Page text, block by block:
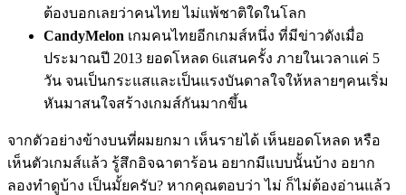
ต้องบอกเลยว่าคนไทย ไม่แพ้ชาติใดในโลก
CandyMelon เกมคนไทยอีกเกมส์หนึ่ง ที่มีข่าวดังเมื่อ
ประมาณปี 2013 ยอดโหลด 6แสนครั้ง ภายในเวลาแค่ 5
วัน จนเป็นกระแสและเป็นแรงบันดาลใจให้หลายๆคนเริ่ม
หันมาสนใจสร้างเกมส์กันมากขึ้น
จากตัวอย่างข้างบนที่ผมยกมา เห็นรายได้ เห็นยอดโหลด หรือ
เห็นตัวเกมส์แล้ว รู้สึกอิจฉาตาร้อน อยากมีแบบนั้นบ้าง อยาก
ลองทำดูบ้าง เป็นมั้ยครับ? หากคุณตอบว่า ไม่ ก็ไม่ต้องอ่านแล้ว